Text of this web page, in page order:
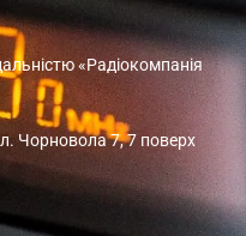
«Радіокомпанія
Чорновола 7, 7 поверх